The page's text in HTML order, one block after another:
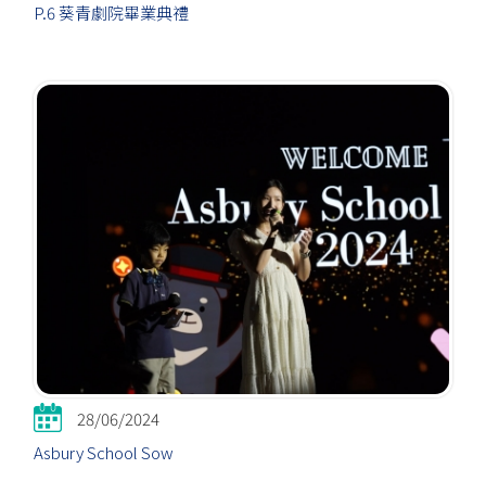
P.6 葵青劇院畢業典禮
28/06/2024
Asbury School Sow